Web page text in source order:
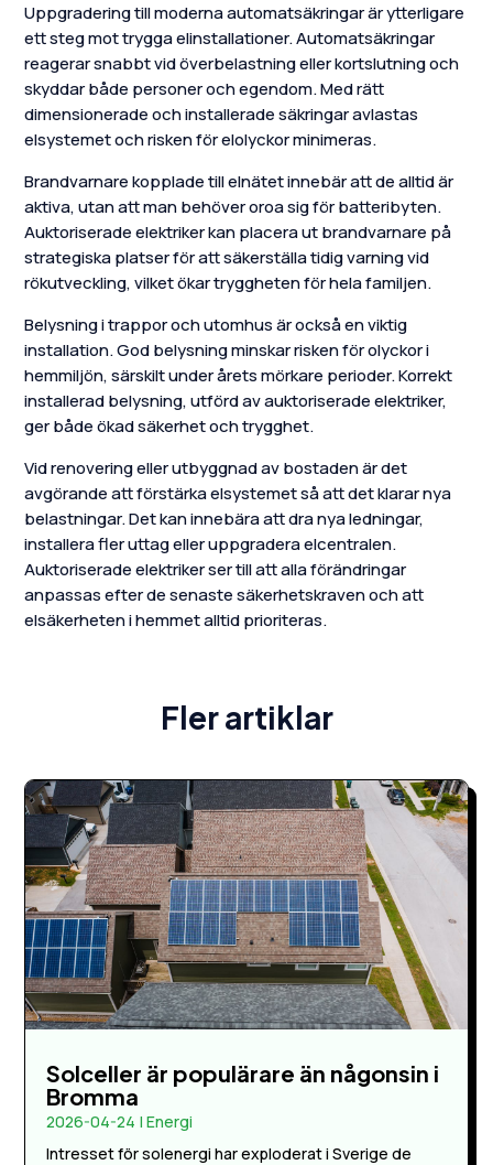
Uppgradering till moderna automatsäkringar är ytterligare
ett steg mot trygga elinstallationer. Automatsäkringar
reagerar snabbt vid överbelastning eller kortslutning och
skyddar både personer och egendom. Med rätt
dimensionerade och installerade säkringar avlastas
elsystemet och risken för elolyckor minimeras.
Brandvarnare kopplade till elnätet innebär att de alltid är
aktiva, utan att man behöver oroa sig för batteribyten.
Auktoriserade elektriker kan placera ut brandvarnare på
strategiska platser för att säkerställa tidig varning vid
rökutveckling, vilket ökar tryggheten för hela familjen.
Belysning i trappor och utomhus är också en viktig
installation. God belysning minskar risken för olyckor i
hemmiljön, särskilt under årets mörkare perioder. Korrekt
installerad belysning, utförd av auktoriserade elektriker,
ger både ökad säkerhet och trygghet.
Vid renovering eller utbyggnad av bostaden är det
avgörande att förstärka elsystemet så att det klarar nya
belastningar. Det kan innebära att dra nya ledningar,
installera fler uttag eller uppgradera elcentralen.
Auktoriserade elektriker ser till att alla förändringar
anpassas efter de senaste säkerhetskraven och att
elsäkerheten i hemmet alltid prioriteras.
Fler artiklar
Solceller är populärare än någonsin i
Bromma
2026-04-24 |Energi
Intresset för solenergi har exploderat i Sverige de